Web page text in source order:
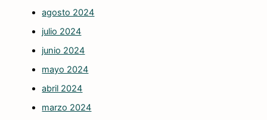
agosto 2024
julio 2024
junio 2024
mayo 2024
abril 2024
marzo 2024